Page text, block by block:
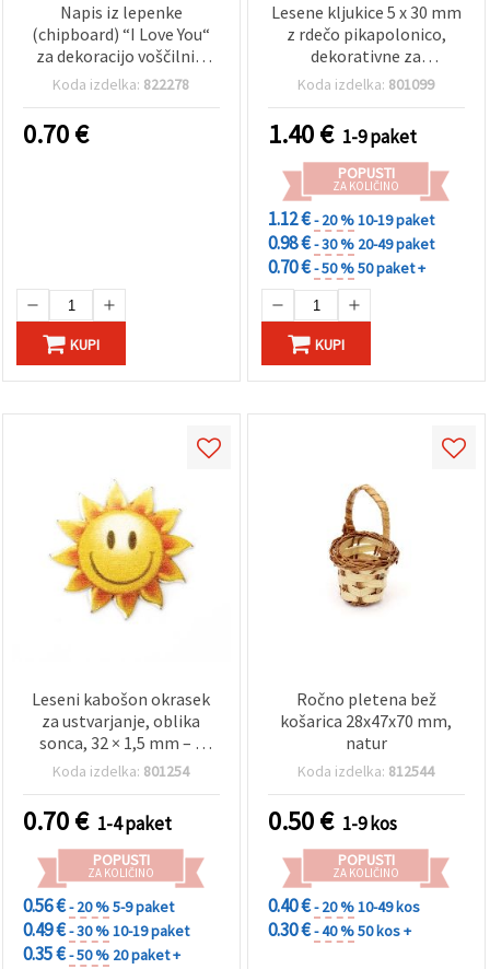
Napis iz lepenke
(chipboard) “I Love You“
za dekoracijo voščilnic,
okvirjev in albumov,
Koda izdelka: 822278
0.70€
KUPI
Lesene kljukice 5 x 30 mm
z rdečo pikapolonico,
dekorativne za
ustvarjanje, voščilnice,
Koda izdelka: 801099
1.40€ 1-9 paket
POPUSTI
ZA KOLIČINO
1.12 €- 20 %10-19 paket
0.98 €- 30 % 20-49 paket
0.70 €- 50 %50 paket +
KUPI
Leseni kabošon okrasek
za ustvarjanje, oblika
sonca, 32 × 1,5 mm – 5
kosov
Koda izdelka: 801254
0.70€ 1-4 paket
POPUSTI
ZA KOLIČINO
0.56 €- 20 %5-9 paket
0.49 €- 30 %10-19 paket
0.35 €- 50 % 20 paket +
Ročno pletena bež
košarica 28x47x70 mm,
natur
Koda izdelka: 812544
0.50€ 1-9 kos
POPUSTI
ZA KOLIČINO
0.40 €- 20 %10-49 kos
0.30 €- 40 %50 kos +